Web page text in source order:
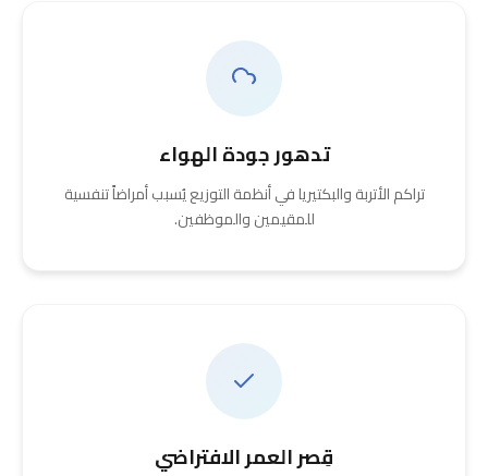
تدهور جودة الهواء
تراكم الأتربة والبكتيريا في أنظمة التوزيع يُسبب أمراضاً تنفسية
للمقيمين والموظفين.
قِصر العمر الافتراضي